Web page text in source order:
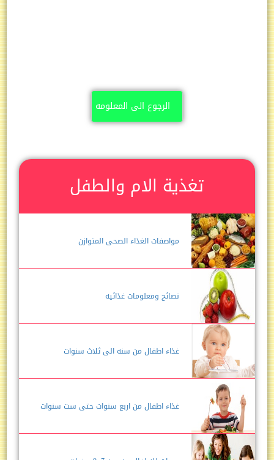
الرجوع الى المعلومه
تغذية الام والطفل
مواصفات الغذاء الصحى المتوازن
نصائح ومعلومات غذائيه
غذاء اطفال من سنه الى ثلاث سنوات
غذاء اطفال من اربع سنوات حتى ست سنوات